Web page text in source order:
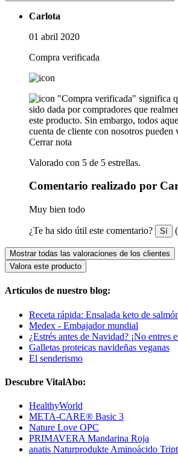
Carlota
01 abril 2020
Compra verificada
"Compra verificada" significa
sido dada por compradores que
este producto. Sin embargo, todos
cuenta de cliente con nosotros pueden
Cerrar nota
Valorado con 5 de 5 estrellas.
Comentario realizado por
Muy bien todo
¿Te ha sido útil este comentario? Sí
Mostrar todas las valoraciones de los clientes
Valora este producto
Artículos de nuestro blog:
Receta rápida: Ensalada keto de
Medex - Embajador mundial
¿Estrés antes de Navidad? ¡No entres
Galletas proteicas navideñas veganas
El senderismo
Descubre VitalAbo:
HealthyWorld
META-CARE® Basic 3
Nature Love OPC
PRIMAVERA Mandarina Roja
anatis Naturprodukte Aminoácido